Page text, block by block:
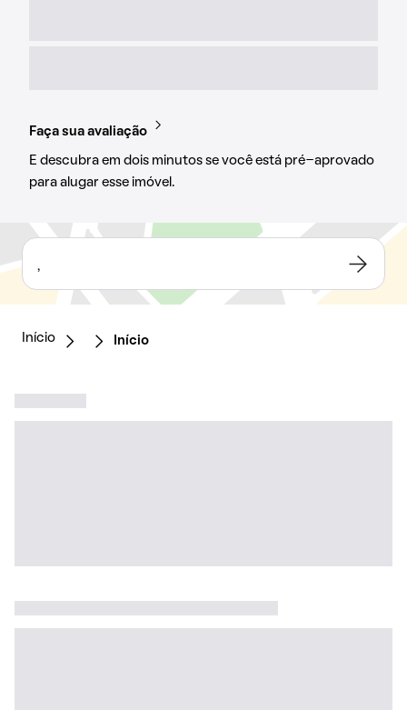
Faça sua avaliação
E descubra em dois minutos se você está pré-aprovado
para alugar esse imóvel.
,
Início Início